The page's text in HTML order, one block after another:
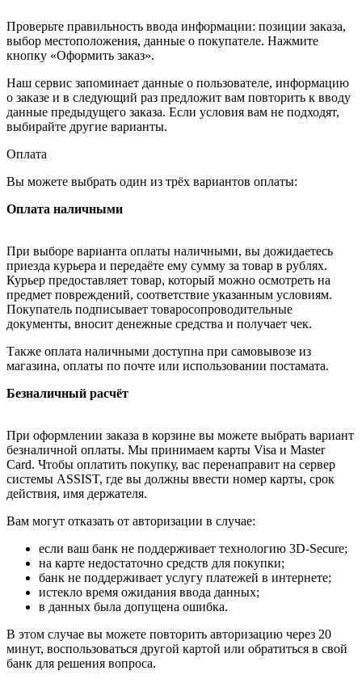
Проверьте правильность ввода информации: позиции заказа,
выбор местоположения, данные о покупателе. Нажмите
кнопку «Оформить заказ».
Наш сервис запоминает данные о пользователе, информацию
о заказе и в следующий раз предложит вам повторить к вводу
данные предыдущего заказа. Если условия вам не подходят,
выбирайте другие варианты.
Оплата
Вы можете выбрать один из трёх вариантов оплаты:
Оплата наличными
При выборе варианта оплаты наличными, вы дожидаетесь
приезда курьера и передаёте ему сумму за товар в рублях.
Курьер предоставляет товар, который можно осмотреть на
предмет повреждений, соответствие указанным условиям.
Покупатель подписывает товаросопроводительные
документы, вносит денежные средства и получает чек.
Также оплата наличными доступна при самовывозе из
магазина, оплаты по почте или использовании постамата.
Безналичный расчёт
При оформлении заказа в корзине вы можете выбрать вариант
безналичной оплаты. Мы принимаем карты Visa и Master
Card. Чтобы оплатить покупку, вас перенаправит на сервер
системы ASSIST, где вы должны ввести номер карты, срок
действия, имя держателя.
Вам могут отказать от авторизации в случае:
если ваш банк не поддерживает технологию 3D-Secure;
на карте недостаточно средств для покупки;
банк не поддерживает услугу платежей в интернете;
истекло время ожидания ввода данных;
в данных была допущена ошибка.
В этом случае вы можете повторить авторизацию через 20
минут, воспользоваться другой картой или обратиться в свой
банк для решения вопроса.